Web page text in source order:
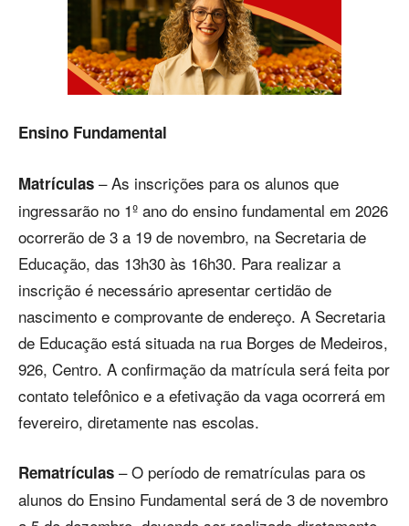
Ensino Fundamental
Matrículas – As inscrições para os alunos que
ingressarão no 1º ano do ensino fundamental em 2026
ocorrerão de 3 a 19 de novembro, na Secretaria de
Educação, das 13h30 às 16h30. Para realizar a
inscrição é necessário apresentar certidão de
nascimento e comprovante de endereço. A Secretaria
de Educação está situada na rua Borges de Medeiros,
926, Centro. A confirmação da matrícula será feita por
contato telefônico e a efetivação da vaga ocorrerá em
fevereiro, diretamente nas escolas.
Rematrículas – O período de rematrículas para os
alunos do Ensino Fundamental será de 3 de novembro